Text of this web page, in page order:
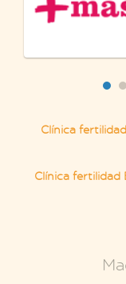
Clínica
Clínica fertilidad